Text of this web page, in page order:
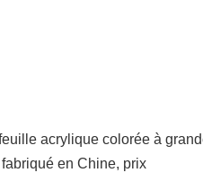
acrylique colorée à
en Chine, prix